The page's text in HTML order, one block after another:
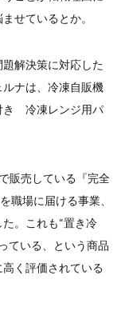
せているとか。
解決策に対応した
ナは、冷凍自販機
き 冷凍レンジ用パ
販売している『完全
職場に届ける事業、
。これも“置き冷
ている、という商品
く評価されている